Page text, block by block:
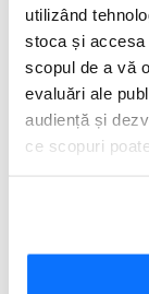
utilizând
stoca și
scopul de a vă
evaluări ale
audiență și
ce scopuri
Să
geografică
Să vă
ÎNTREBĂRI
Cum
pentru AXI
Care este